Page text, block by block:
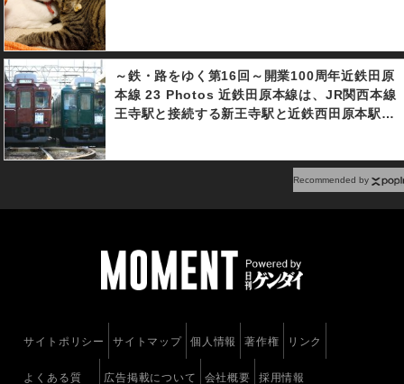
～鉄・路をゆく第16回～開業100周年近鉄田原
本線 23 Photos 近鉄田原本線は、JR関西本線
王寺駅と接続する新王寺駅と近鉄西田原本駅を
道）がJRと同じ線路幅の規格（1,067㎜）で蒸
気鉄道として王寺駅ー田原本駅が開業。その後
信貴生駒電鉄が大和鉄道を合併し、1964（昭和
原本駅が西田原本駅に改称され現在に至る。本
年でちょうど開業100周年を迎え、様々なイベ
っていた車両の塗装を復刻した列車が運行され
ている。
Recommended by
サイトポリシー サイトマップ 個人情報 著作権 リンク
よくある質 広告掲載について 会社概要 採用情報